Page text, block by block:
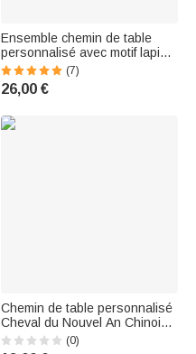
Ensemble chemin de table
personnalisé avec motif lapin
de Pâques et nom - Style
aquarelle - Cadeau Pâques
pour famille
(7)
26,00 €
Chemin de table personnalisé
Cheval du Nouvel An Chinois
avec nom de famille
Décoration de la maison
(0)